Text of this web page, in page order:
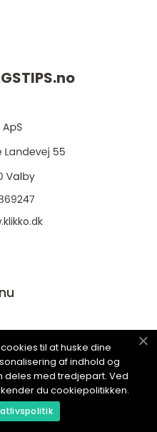
no
Oss
til at huske dine
af indhold og
deles med tredjepart. Ved
du cookiepolitikken.